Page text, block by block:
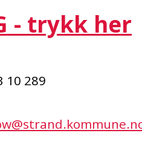
- trykk her
10 289